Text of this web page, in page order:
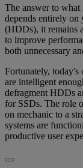
The answer to
depends entirely on
(HDDs), it remains
to improve
both unnecessary
Fortunately, today's
are intelligent
defragment HDDs
for SSDs. The role
on mechanic to a
systems are
productive user